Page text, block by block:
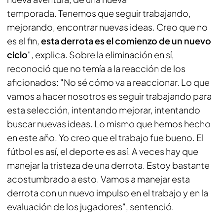
temporada. Tenemos que seguir trabajando,
mejorando, encontrar nuevas ideas. Creo que no
es el fin, esta derrota es el comienzo de un nuevo
ciclo", explica. Sobre la eliminación en sí,
reconoció que no temía a la reacción de los
aficionados: "No sé cómo va a reaccionar. Lo que
vamos a hacer nosotros es seguir trabajando para
esta selección, intentando mejorar, intentando
buscar nuevas ideas. Lo mismo que hemos hecho
en este año. Yo creo que el trabajo fue bueno. El
fútbol es así, el deporte es así. A veces hay que
manejar la tristeza de una derrota. Estoy bastante
acostumbrado a esto. Vamos a manejar esta
derrota con un nuevo impulso en el trabajo y en la
evaluación de los jugadores", sentenció.